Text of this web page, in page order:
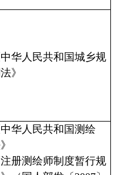
中华人民共和国城乡规
》
中华人民共和国测绘
注册测绘师制度暂行规